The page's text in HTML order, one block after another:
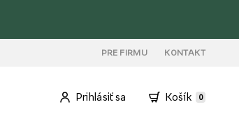
PRE FIRMU KONTAKT
Prihlásiť sa Košík 0